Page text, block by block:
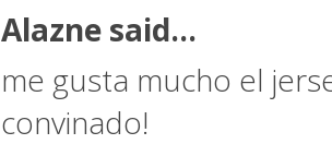
Alazne said...
me gusta mucho el
convinado!